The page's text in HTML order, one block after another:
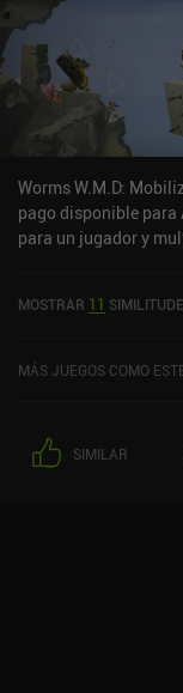
Worms W.M.D:
pago disponible para
para un jugador y
valoración de 3,8
MOSTRAR 11
MÁS JUEGOS COMO
SIMILAR